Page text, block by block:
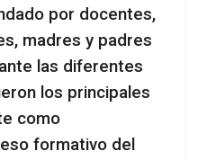
por docentes,
madres y padres
las diferentes
los principales
como
formativo del